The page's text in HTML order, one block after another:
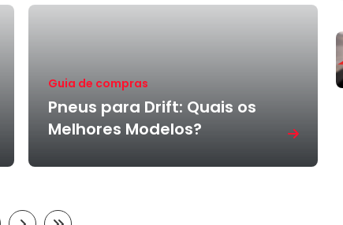
Guia de compras
Pneus para Drift: Quais os
Melhores Modelos?